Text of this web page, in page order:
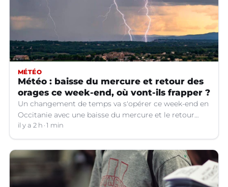
MÉTÉO
Météo : baisse du mercure et retour des
orages ce week-end, où vont-ils frapper ?
Un changement de temps va s'opérer ce week-end en
Occitanie avec une baisse du mercure et le retour
d'orages dans certains départements.
il y a 2 h 1 min